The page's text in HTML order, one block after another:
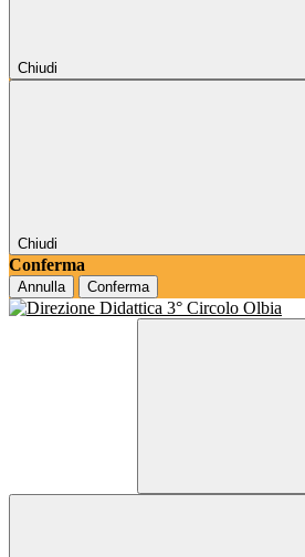
Chiudi
Chiudi
Conferma
Annulla Conferma